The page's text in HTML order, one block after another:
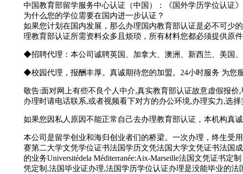
中国教育部留学服务中心认证（中国）：《国外学历学位认证》
为什么您的学位需要在国内进一步认证？
如果您计划在国内发展，那么办理国内教育部认证是必不可少
理教育部认证所需资料众多且烦琐，所有材料您都必须提供原
◆招聘代理：本公司诚聘英国、加拿大、澳洲、新西兰、美国
◆校园代理，报酬丰厚。真诚期待您的加盟。24小时服务 为您
敬告:面对网上有些不良个人中介,真实教育部认证故意虚假报
办理时请电话联系,或者视频看下对方的办公环境,办理实力,选择
如果您因私人原因不能正常自己去办理教育部认证，本机构真
本公司是留学创业和海归创业者们的桥梁。一次办理，终生受
赛第二大学文凭学位证书法国学历文凭法国大学文凭证书法国
的业务Universitédela Méditerranée:Aix-Marseille法国文凭证书
凭定制,法国毕业证办理,法国学历学位认证办理是没能毕业的法